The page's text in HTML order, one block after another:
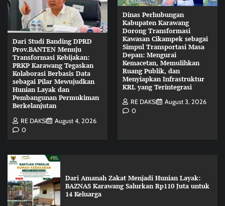
Dari Studi Banding DPRD
Prov.BANTEN Menuju
Transformasi Kebijakan:
PRKP Karawang Tegaskan
Kolaborasi Berbasis Data
sebagai Pilar Mewujudkan
Hunian Layak dan
Pembangunan Permukiman
Berkelanjutan
RE DAKSI
August 4, 2026
0
Dinas Perhubungan
Kabupaten Karawang
Dorong Transformasi
Kawasan Cikampek sebagai
Simpul Transportasi Masa
Depan: Mengurai
Kemacetan, Memulihkan
Ruang Publik, dan
Menyiapkan Infrastruktur
KRL yang Terintegrasi
RE DAKSI
August 3, 2026
0
Dari Amanah Zakat Menjadi Hunian Layak:
BAZNAS Karawang Salurkan Rp110 Juta untuk
14 Keluarga